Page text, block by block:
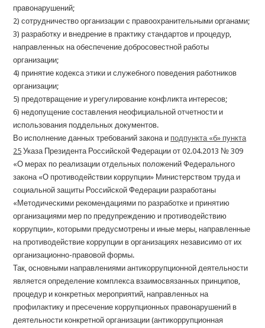
правонарушений;
2) сотрудничество организации с правоохранительными органами;
3) разработку и внедрение в практику стандартов и процедур,
направленных на обеспечение добросовестной работы
организации;
4) принятие кодекса этики и служебного поведения работников
организации;
5) предотвращение и урегулирование конфликта интересов;
6) недопущение составления неофициальной отчетности и
использования поддельных документов.
Во исполнение данных требований закона и подпункта «б» пункта
25 Указа Президента Российской Федерации от 02.04.2013 № 309
«О мерах по реализации отдельных положений Федерального
закона «О противодействии коррупции» Министерством труда и
социальной защиты Российской Федерации разработаны
«Методическими рекомендациями по разработке и принятию
организациями мер по предупреждению и противодействию
коррупции», которыми предусмотрены и иные меры, направленные
на противодействие коррупции в организациях независимо от их
организационно-правовой формы.
Так, основными направлениями антикоррупционной деятельности
является определение комплекса взаимосвязанных принципов,
процедур и конкретных мероприятий, направленных на
профилактику и пресечение коррупционных правонарушений в
деятельности конкретной организации (антикоррупционная